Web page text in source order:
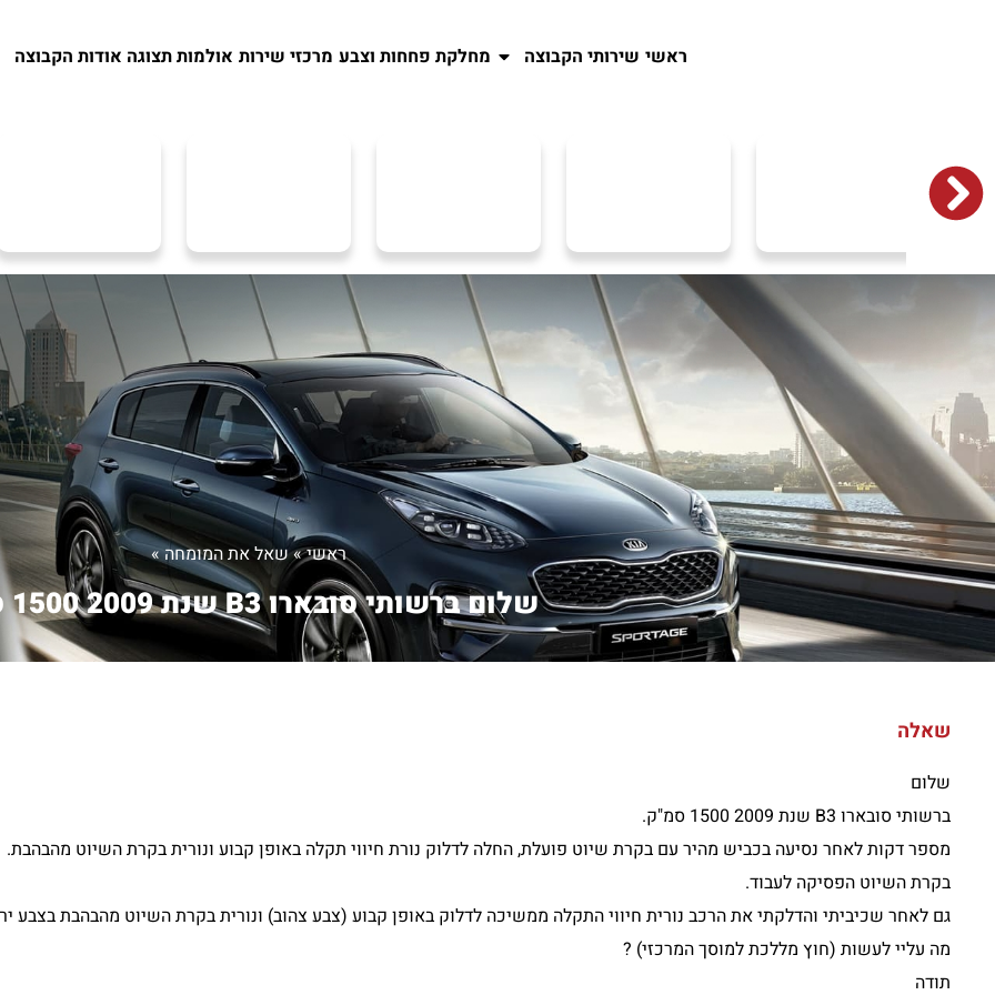
ראשי שירותי הקבוצה מחלקת פחחות וצבע מרכזי שירות אולמות תצוגה אודות הקבוצה
ראשי»שאל את המומחה»
שלום ברשותי סובארו B3 שנת 2009 1500 ס...
שאלה
שלום
ברשותי סובארו B3 שנת 2009 1500 סמ"ק.
מספר דקות לאחר נסיעה בכביש מהיר עם בקרת שיוט פועלת, החלה לדלוק נורת חיווי תקלה באופן קבוע ונורית בקרת השיוט מהבהבת.
בקרת השיוט הפסיקה לעבוד.
גם לאחר שכיביתי והדלקתי את הרכב נורית חיווי התקלה ממשיכה לדלוק באופן קבוע (צבע צהוב) ונורית בקרת השיוט מהבהבת בצבע
מה עליי לעשות (חוץ מללכת למוסך המרכזי) ?
תודה